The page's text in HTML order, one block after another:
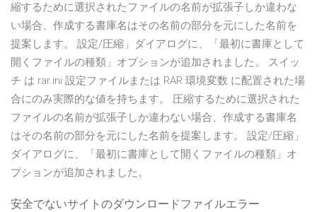
縮するために選択されたファイルの名前が拡張子しか違わな
い場合、作成する書庫名はその名前の部分を元にした名前を
提案します。 設定/圧縮」ダイアログに、「最初に書庫として
開くファイルの種類」オプションが追加されました。 スイッ
チ は rar.ini 設定ファイルまたは RAR 環境変数 に配置された場
合にのみ実際的な値を持ちます。 圧縮するために選択された
ファイルの名前が拡張子しか違わない場合、作成する書庫名
はその名前の部分を元にした名前を提案します。 設定/圧縮」
ダイアログに、「最初に書庫として開くファイルの種類」オ
プションが追加されました。
安全でないサイトのダウンロードファイルエラー